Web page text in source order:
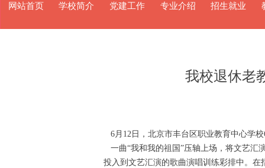
网站首页 学校简介 党建工作 专业介绍 招生就业
我校退休老
6月12日，北京市丰台区职业教育中心学
一曲“我和我的祖国”压轴上场，将文艺汇
投入到文艺汇演的歌曲演唱训练彩排中。